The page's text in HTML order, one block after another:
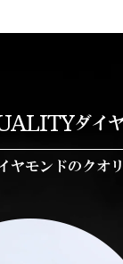
ダイ
ヤモンドのクオ